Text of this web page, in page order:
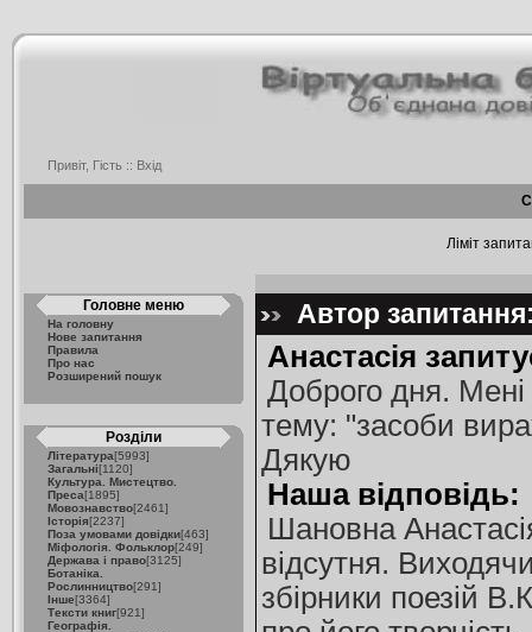
Привіт, Гість :: Вхід
Ліміт
Головне меню
На головну
Нове запитання
Правила
Про нас
Розширений пошук
Розділи
Література[5993]
Загальні[1120]
Культура. Мистецтво.
Преса[1895]
Мовознавство[2461]
Історія[2237]
Поза умовами довідки[463]
Міфологія. Фольклор[249]
Держава і право[3125]
Ботаніка.
Рослинництво[291]
Інше[3364]
Тексти книг[921]
Географія.
Автор
Анастасія
Доброго дня. Мені
тему: "засоби
Дякую
Наша відповідь:
Шановна
відсутня.
збірники поезій